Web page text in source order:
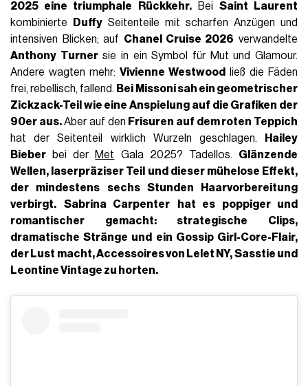
2025 eine triumphale Rückkehr.Bei Saint Laurent
kombinierte
Duffy Seitenteile mit scharfen Anzügen und
intensiven Blicken; auf Chanel Cruise 2026 verwandelte
Anthony Turnersie in ein Symbol für Mut und Glamour.
Andere wagten mehr:Vivienne Westwood
ließ die Fäden
frei, rebellisch, fallend. Bei Missonisah ein geometrischer
Zickzack-Teil wie eine Anspielung auf die Grafiken der
90er aus.Aber auf den Frisuren auf dem roten Teppich
hat der Seitenteil wirklich Wurzeln geschlagen.
Hailey
Bieber bei der Met Gala 2025? Tadellos. Glänzende
Wellen, laserpräziser Teil und dieser mühelose Effekt,
der mindestens sechs Stunden Haarvorbereitung
verbirgt.
Sabrina Carpenter
hat es poppiger und
romantischer gemacht: strategische Clips,
dramatische Stränge und ein Gossip Girl-Core-Flair,
der Lust macht, Accessoires von Lelet NY, Sasstie und
Leontine Vintage zu horten.